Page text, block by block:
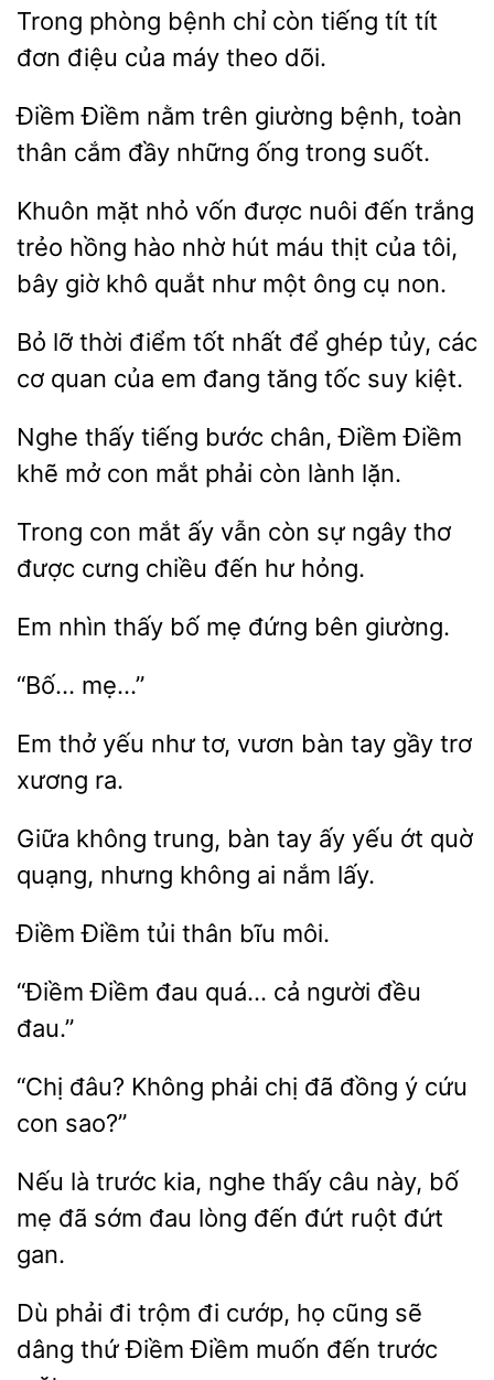
phòng bệnh
còn tiếng tít tít
đơn điệu của máy theo
Điềm
nằm trên giường bệnh,
thân cắm
những ống trong suốt.
mặt nhỏ vốn được nuôi đến trắng
trẻo hồng
nhờ hút máu thịt của tôi,
bây giờ
quắt như một ông cụ non.
lỡ thời điểm tốt nhất
ghép tủy, các
cơ quan của em đang tăng
suy kiệt.
Nghe thấy tiếng bước chân,
khẽ mở con
phải còn lành lặn.
con mắt
vẫn còn sự ngây thơ
được cưng chiều đến hư
Em nhìn mẹ đứng bên
yếu như tơ, vươn bàn
gầy trơ
xương ra.
Giữa không trung, bàn tay ấy yếu
quờ
quạng,
không ai nắm
thân bĩu môi.
“Điềm đau quá… người đều
đâu? Không phải đã đồng
cứu
con sao?”
là trước
nghe thấy câu này, bố
đã sớm đau lòng đến đứt ruột đứt
gan.
Dù phải đi trộm đi
cũng sẽ
dâng thứ
Điềm muốn đến trước